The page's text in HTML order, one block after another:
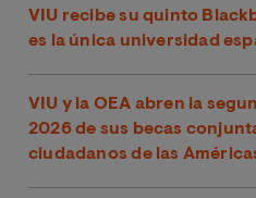
VIU recibe su quinto
es la única universidad
VIU y la OEA abren la
2026 de sus becas
ciudadanos de las